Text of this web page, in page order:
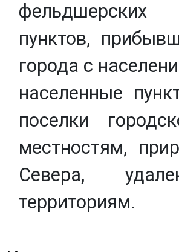
фельдшерских
пунктов,
города с
населенные
поселки
местностям,
Севера,
территориям.